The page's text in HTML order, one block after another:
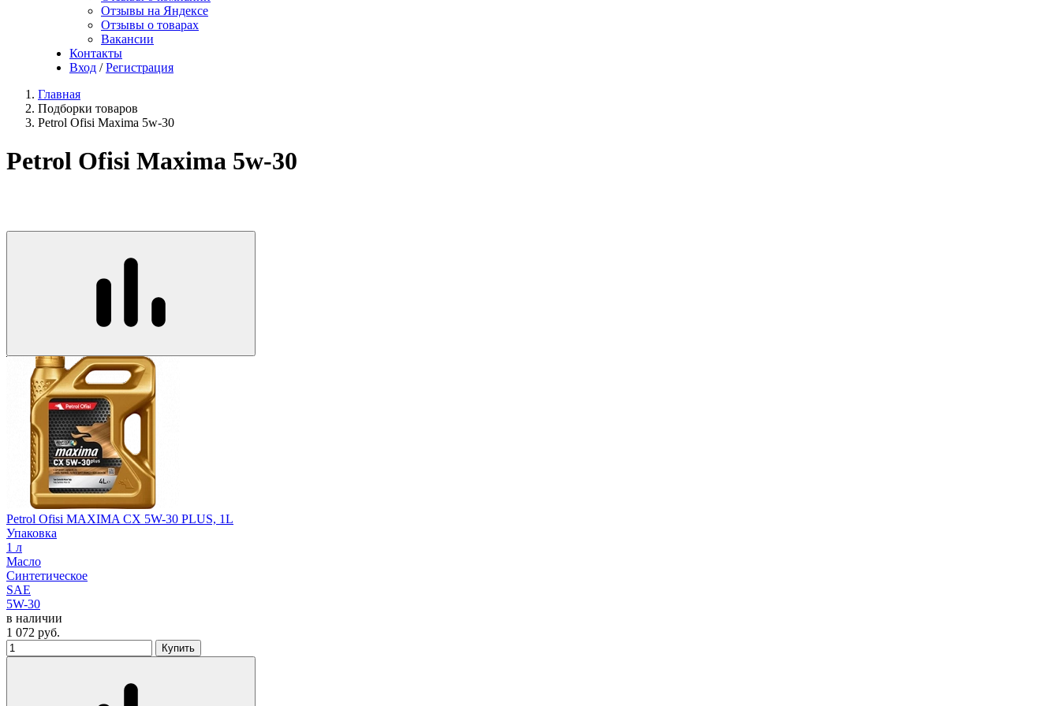
Отзывы на Яндексе
Отзывы о товарах
Вакансии
Контакты
Вход / Регистрация
Главная
Подборки товаров
Petrol Ofisi Maxima 5w-30
Petrol Ofisi Maxima 5w-30
Petrol Ofisi MAXIMA CX 5W-30 PLUS, 1L
Упаковка
1 л
Масло
Синтетическое
SAE
5W-30
в наличии
1 072 руб.
Купить